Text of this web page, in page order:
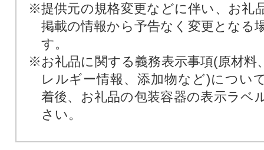
※提供元の規格変更などに伴い、お礼
掲載の情報から予告なく変更となる
す。
※お礼品に関する義務表示事項(原材料
レルギー情報、添加物など)につい
着後、お礼品の包装容器の表示ラベ
さい。